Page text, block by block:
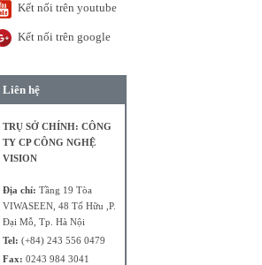
Kết nối trên youtube
Kết nối trên google
Liên hệ
TRỤ SỞ CHÍNH: CÔNG
TY CP CÔNG NGHỆ
VISION
Địa chỉ: Tầng 19 Tòa
VIWASEEN, 48 Tố Hữu ,P.
Đại Mỗ, Tp. Hà Nội
Tel: (+84) 243 556 0479
Fax: 0243 984 3041